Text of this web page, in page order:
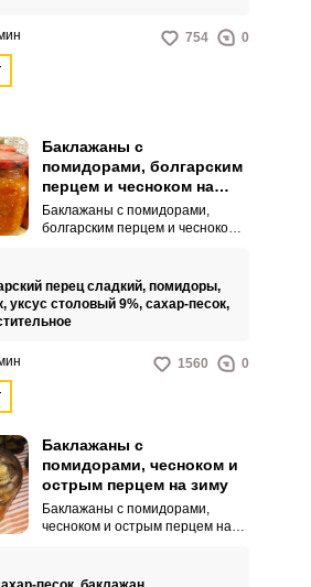
гастрономического шедевра.
754 0
Баклажаны с
помидорами, болгарским
перцем и чесноком на
зиму
Баклажаны с помидорами,
болгарским перцем и чесноком
вкусная заготовка для вашего
стола. Такое угощение можно
просто есть с хлебом или же
гарнира для мясных, рыбных
перец сладкий, помидоры,
уксус столовый 9%, сахар-песок,
1560 0
Баклажаны с
помидорами, чесноком и
острым перцем на зиму
Баклажаны с помидорами,
чесноком и острым перцем на
сможете приготовить на
социальных сетей:
или